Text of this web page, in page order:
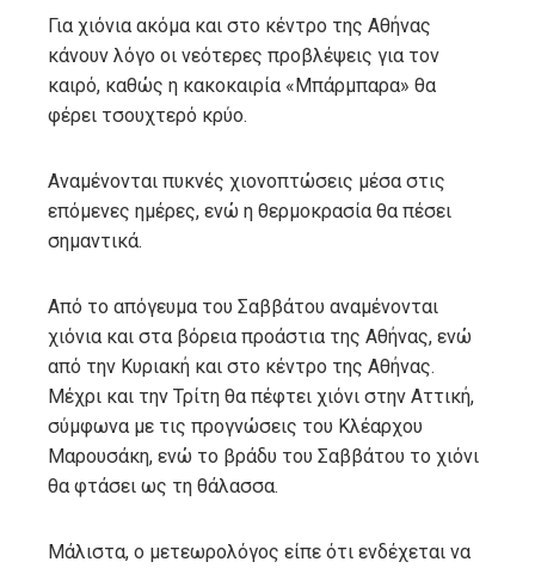
Για χιόνια ακόμα και στο κέντρο της Αθήνας
κάνουν λόγο οι νεότερες προβλέψεις για τον
καιρό, καθώς η κακοκαιρία «Μπάρμπαρα» θα
φέρει τσουχτερό κρύο.
Αναμένονται πυκνές χιονοπτώσεις μέσα στις
επόμενες ημέρες, ενώ η θερμοκρασία θα πέσει
σημαντικά.
Aπό το απόγευμα του Σαββάτου αναμένονται
χιόνια και στα βόρεια προάστια της Αθήνας, ενώ
από την Κυριακή και στο κέντρο της Αθήνας.
Μέχρι και την Τρίτη θα πέφτει χιόνι στην Αττική,
σύμφωνα με τις προγνώσεις του Κλέαρχου
Μαρουσάκη, ενώ το βράδυ του Σαββάτου το χιόνι
θα φτάσει ως τη θάλασσα.
Μάλιστα, ο μετεωρολόγος είπε ότι ενδέχεται να